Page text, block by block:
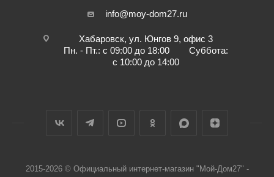
info@moy-dom27.ru
Хабаровск, ул. Юнгов 9, офис 3
Пн. - Пт.: с 09:00 до 18:00 Суббота:
с 10:00 до 14:00
2015-2026 © Официальный интернет-магазин "Мой-Дом27" -